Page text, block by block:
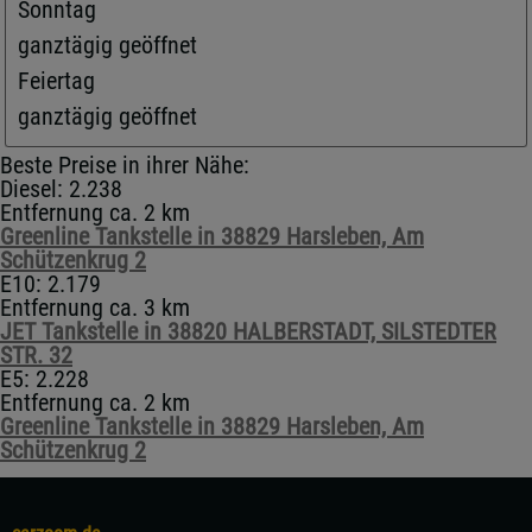
Sonntag
ganztägig geöffnet
Feiertag
ganztägig geöffnet
Beste Preise in ihrer Nähe:
Diesel: 2.238
Entfernung ca. 2 km
Greenline Tankstelle in 38829 Harsleben, Am
Schützenkrug 2
E10: 2.179
Entfernung ca. 3 km
JET Tankstelle in 38820 HALBERSTADT, SILSTEDTER
STR. 32
E5: 2.228
Entfernung ca. 2 km
Greenline Tankstelle in 38829 Harsleben, Am
Schützenkrug 2